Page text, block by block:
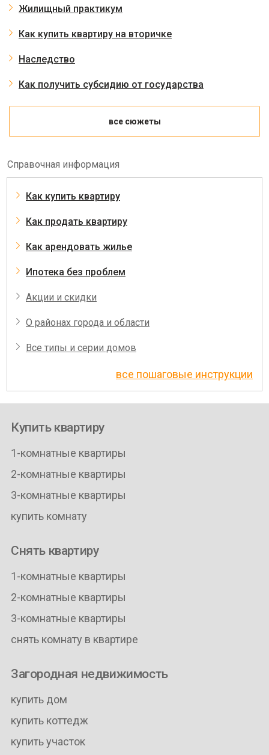
Жилищный практикум
Как купить квартиру на вторичке
Наследство
Как получить субсидию от государства
все сюжеты
Справочная информация
Как купить квартиру
Как продать квартиру
Как арендовать жилье
Ипотека без проблем
Акции и скидки
О районах города и области
Все типы и серии домов
все пошаговые инструкции
Купить квартиру
1-комнатные квартиры
2-комнатные квартиры
3-комнатные квартиры
купить комнату
Снять квартиру
1-комнатные квартиры
2-комнатные квартиры
3-комнатные квартиры
снять комнату в квартире
Загородная недвижимость
купить дом
купить коттедж
купить участок